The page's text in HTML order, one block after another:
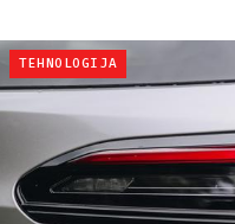
TEHNOLOGIJA